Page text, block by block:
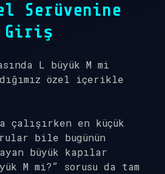
Serüvenine
Giriş
L büyük M mi
özel içerikle
çalışırken en küçük
bile bugünün
büyük kapılar
M mi?” sorusu da tam